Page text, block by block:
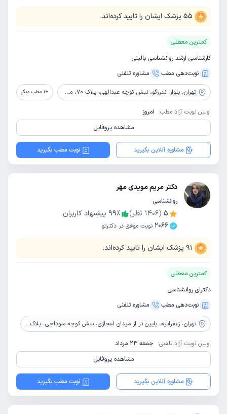
55 پزشک ایشان را تایید کرده‌اند.
کمترین معطلی
کارشناسی ارشد روانشناسی بالینی
نوبت‌دهی مطب
مشاوره‌ تلفنی
تهران، بلوار اندرزگو، نبش کوچه عبدالهی، پلاک 70، مجتمع آفتاب، طبقه سوم، واحد 15 +
1 مطب دیگر
اولین نوبت آزاد مطب: امروز
مشاهده پروفایل
مشاوره آنلاین بگیرید نوبت مطب بگیرید
دکتر مریم مویدی مهر
روانشناسی
5
(
1406 نظر) 99٪
پیشنهاد کاربران
2066 نوبت موفق در دکترتو
91 پزشک ایشان را تایید کرده‌اند.
کمترین معطلی
دکترای روانشناسی
نوبت‌دهی مطب
مشاوره‌ تلفنی
تهران، زعفرانیه، پایین تر از میدان اعجازی، نبش کوچه سوداچی، پلاک 48، طبقه دوم
اولین نوبت آزاد تلفنی: جمعه 23 مرداد
مشاهده پروفایل
مشاوره آنلاین بگیرید نوبت مطب بگیرید